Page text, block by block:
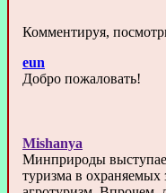
Комментируя,
eun
Добро пожаловать!
Mishanya
Минприроды
туризма в